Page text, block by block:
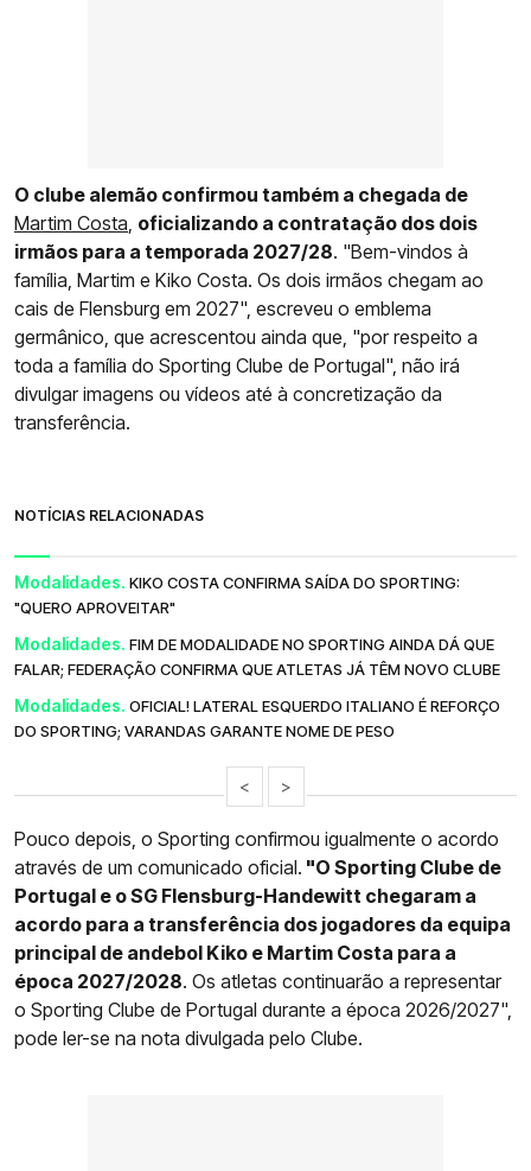
O clube alemão confirmou também a chegada de
Martim Costa oficializando a contratação dos dois
irmãos para a temporada 2027/28. "Bem-vindos à
família, Martim e Kiko Costa. Os dois irmãos chegam ao
cais de Flensburg em 2027", escreveu o emblema
germânico, que acrescentou ainda que, "por respeito a
toda a família do Sporting Clube de Portugal", não irá
divulgar imagens ou vídeos até à concretização da
transferência.
NOTÍCIAS RELACIONADAS
Modalidades. KIKO COSTA CONFIRMA SAÍDA DO SPORTING:
"QUERO APROVEITAR"
Modalidades. FIM DE MODALIDADE NO SPORTING AINDA DÁ QUE
FALAR; FEDERAÇÃO CONFIRMA QUE ATLETAS JÁ TÊM NOVO CLUBE
Modalidades. OFICIAL! LATERAL ESQUERDO ITALIANO É REFORÇO
DO SPORTING; VARANDAS GARANTE NOME DE PESO
< >
Pouco depois, o Sporting confirmou igualmente o acordo
através de um comunicado oficial. "O Sporting Clube de
Portugal e o SG Flensburg-Handewitt chegaram a
acordo para a transferência dos jogadores da equipa
principal de andebol Kiko e Martim Costa para a
época 2027/2028. Os atletas continuarão a representar
o Sporting Clube de Portugal durante a época 2026/2027",
pode ler-se na nota divulgada pelo Clube.